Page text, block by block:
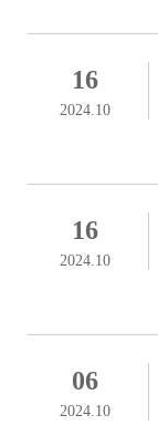
16
2024.10
16
2024.10
06
2024.10